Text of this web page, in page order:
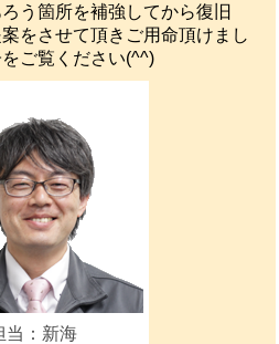
う箇所を補強してから復旧
をさせて頂きご用命頂けまし
ご覧ください(^^)
当：新海